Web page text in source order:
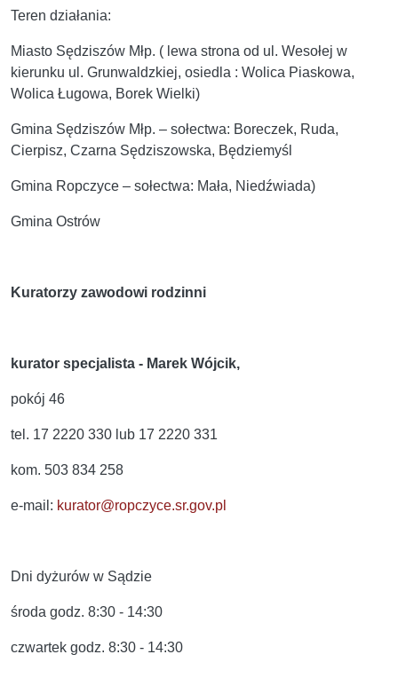
Teren działania:
Miasto Sędziszów Młp. ( lewa strona od ul. Wesołej w
kierunku ul. Grunwaldzkiej, osiedla : Wolica Piaskowa,
Wolica Ługowa, Borek Wielki)
Gmina Sędziszów Młp. – sołectwa: Boreczek, Ruda,
Cierpisz, Czarna Sędziszowska, Będziemyśl
Gmina Ropczyce – sołectwa: Mała, Niedźwiada)
Gmina Ostrów
Kuratorzy zawodowi rodzinni
kurator specjalista - Marek Wójcik,
pokój 46
tel. 17 2220 330 lub 17 2220 331
kom. 503 834 258
e-mail: kurator@ropczyce.sr.gov.pl
Dni dyżurów w Sądzie
środa godz. 8:30 - 14:30
czwartek godz. 8:30 - 14:30